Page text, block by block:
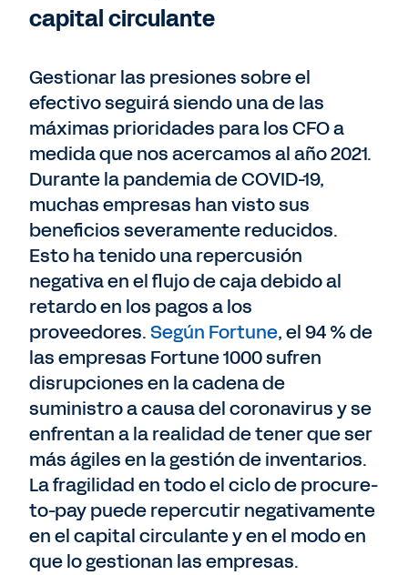
capital circulante
Gestionar las presiones sobre el
efectivo seguirá siendo una de las
máximas prioridades para los CFO a
medida que nos acercamos al año 2021.
Durante la pandemia de COVID-19,
muchas empresas han visto sus
beneficios severamente reducidos.
Esto ha tenido una repercusión
negativa en el flujo de caja debido al
retardo en los pagos a los
proveedores.Según Fortune, el 94 % de
las empresas Fortune 1000 sufren
disrupciones en la cadena de
suministro a causa del coronavirus y se
enfrentan a la realidad de tener que ser
más ágiles en la gestión de inventarios.
La fragilidad en todo el ciclo de procure-
to-pay puede repercutir negativamente
en el capital circulante y en el modo en
que lo gestionan las empresas.